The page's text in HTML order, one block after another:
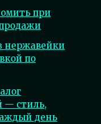
при
нержавейки
по
— стиль,
день